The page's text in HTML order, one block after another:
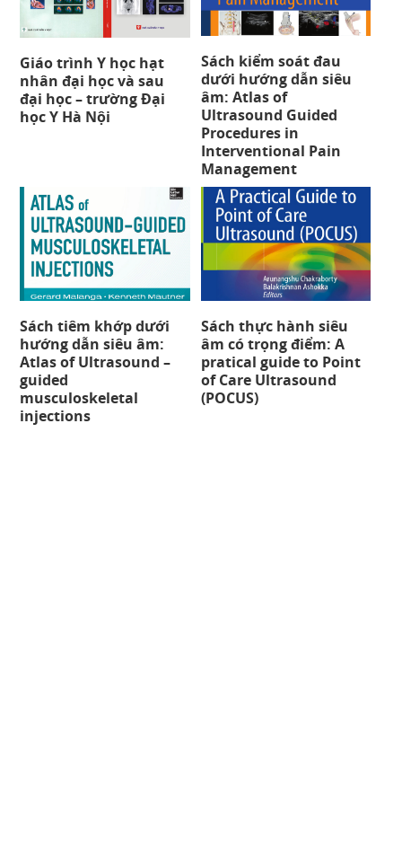
Giáo trình Y học hạt
nhân đại học và sau
đại học – trường Đại
học Y Hà Nội
Sách kiểm soát đau
dưới hướng dẫn siêu
âm: Atlas of
Ultrasound Guided
Procedures in
Interventional Pain
Management
Sách tiêm khớp dưới
hướng dẫn siêu âm:
Atlas of Ultrasound –
guided
musculoskeletal
injections
Sách thực hành siêu
âm có trọng điểm: A
pratical guide to Point
of Care Ultrasound
(POCUS)